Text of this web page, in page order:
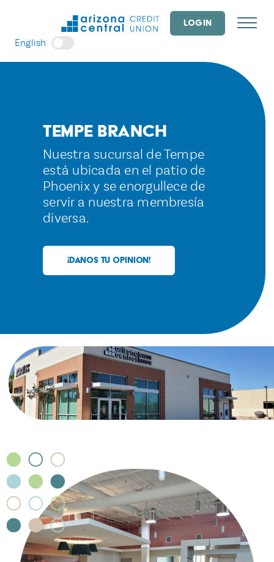
LOGIN
English
Tempe Branch
Nuestra sucursal de Tempe
está ubicada en el patio de
Phoenix y se enorgullece de
servir a nuestra membresía
diversa.
¡DANOS TU OPINION!